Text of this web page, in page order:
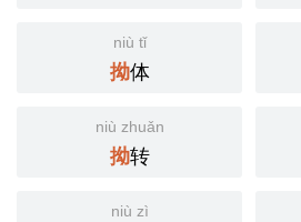
niù tǐ
拗体
niù zhuǎn
拗转
niù zì